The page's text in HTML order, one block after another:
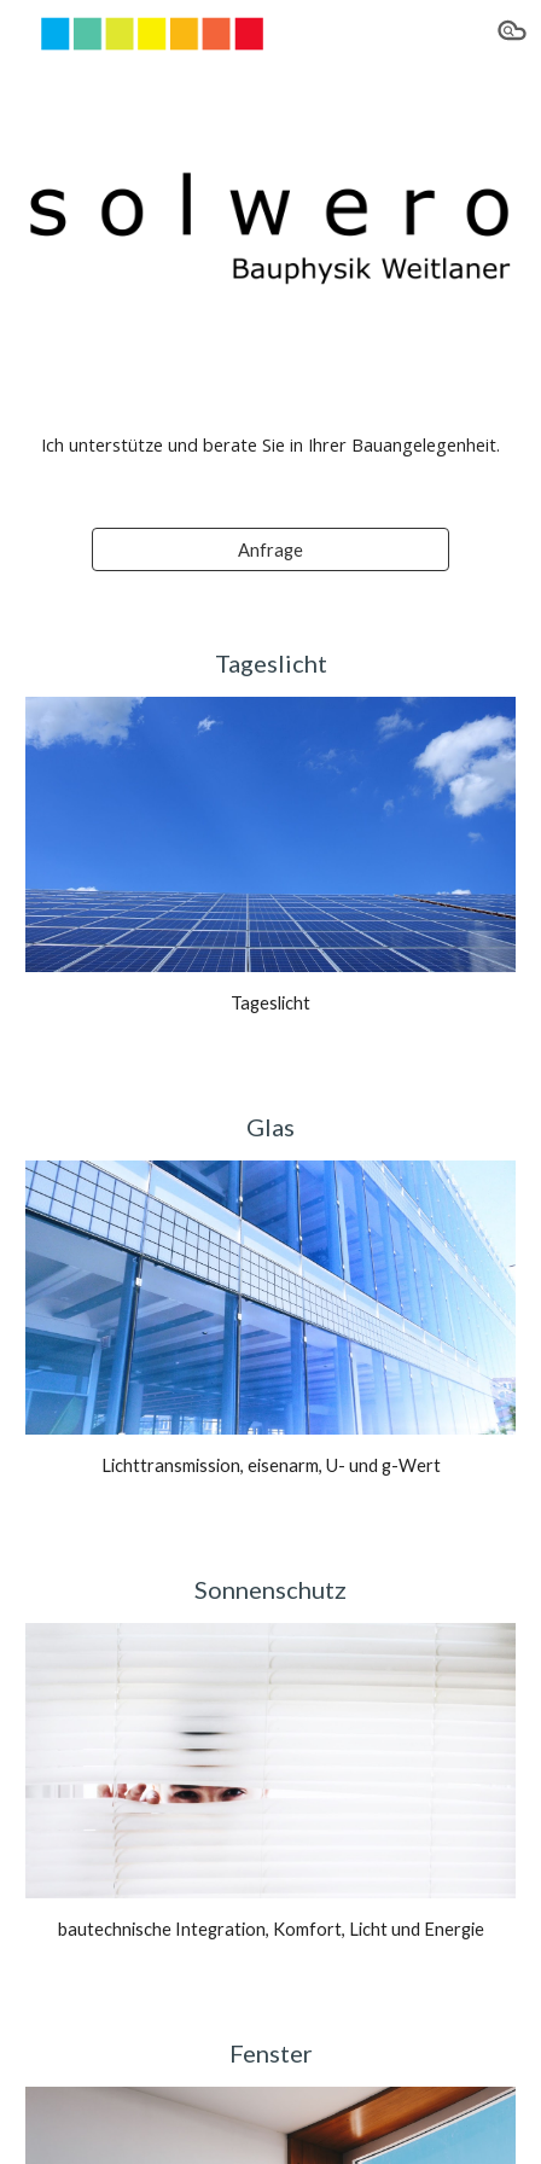
Skip to main content Skip to navigation
Ich unterstütze und berate Sie in Ihrer Bauangelegenheit.
Anfrage
Tageslicht
Tageslicht
Glas
Lichttransmission, eisenarm, U- und g-Wert
Sonnenschutz
bautechnische Integration, Komfort, Licht und Energie
Fenster